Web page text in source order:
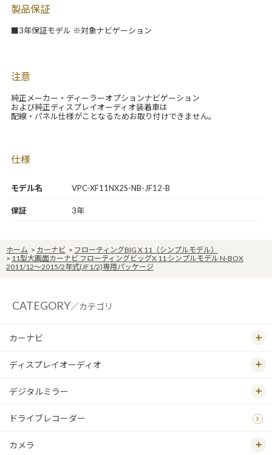
モデル名 VPC-XF11NX2S-NB-JF12-B
製品保証
■3年保証モデル ※対象ナビゲーション
注意
純正メーカー・ディーラーオプションナビゲーション
および純正ディスプレイオーディオ装着車は
配線・パネル仕様がことなるためお取り付けできません。
仕様
保証 3年
ホーム > カーナビ > フローティングBIG X 11（シンプルモデル）
> 11型大画面カーナビ フローティングビッグX 11 シンプルモデル N-BOX
2011/12～2015/2年式(JF1/2)専用パッケージ
CATEGORY／カテゴリ
カーナビ
ディスプレイオーディオ
デジタルミラー
ドライブレコーダー
カメラ